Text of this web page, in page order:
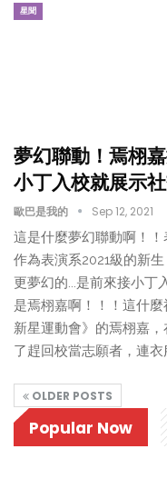
星聞
夢幻聯動！焉栩
小丁入校就展示
歐巴是我的 Sep 12, 2021
這是什麼夢幻聯動啊！
作為表演系2021級的新
更夢幻的...是前來接小丁
是焉栩嘉啊！！！這什
新星運動會》的焉栩嘉
了趕回校當志願者，連
OLDER POSTS
Popular Now